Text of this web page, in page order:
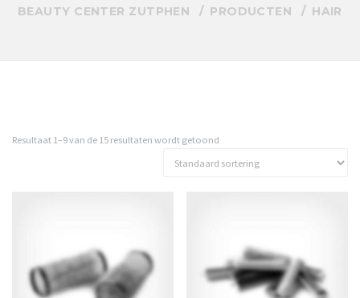
BEAUTY CENTER ZUTPHEN PRODUCTEN HAIR
Resultaat 1–9 van de 15 resultaten wordt getoond